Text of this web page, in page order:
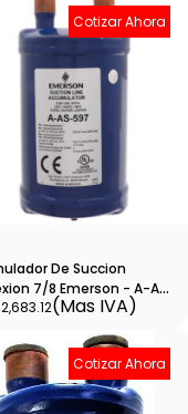
Cotizar Ahora
De Succion
7/8 Emerson - A-As-
(Mas IVA)
Cotizar Ahora